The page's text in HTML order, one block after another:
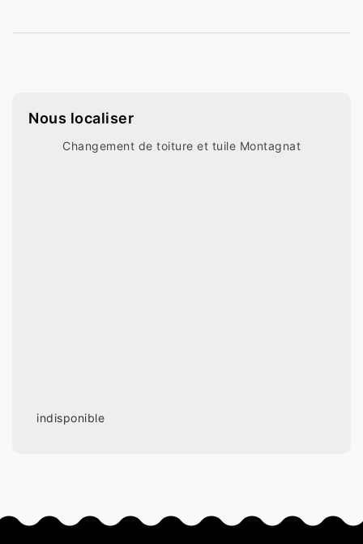
Nous localiser
Changement de toiture et tuile Montagnat
indisponible